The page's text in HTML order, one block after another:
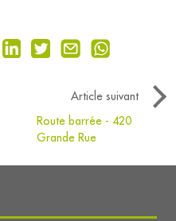
Article suivant
Route barrée - 420
Grande Rue